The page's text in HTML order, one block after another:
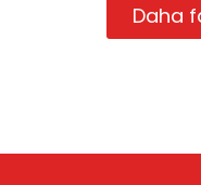
Daha